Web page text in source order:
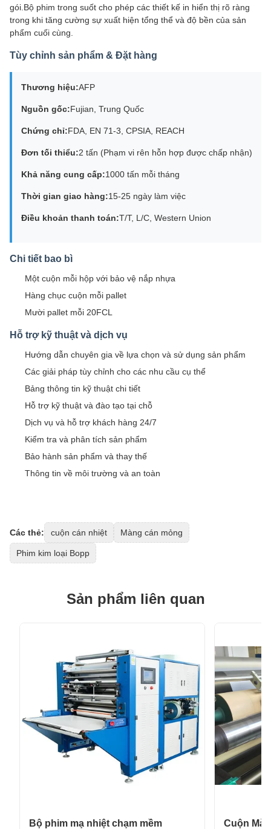
gói.Bộ phim trong suốt cho phép các thiết kế in hiển thị rõ ràng
trong khi tăng cường sự xuất hiện tổng thể và độ bền của sản
phẩm cuối cùng.
Tùy chỉnh sản phẩm & Đặt hàng
Thương hiệu:AFP
Nguồn gốc:Fujian, Trung Quốc
Chứng chỉ:FDA, EN 71-3, CPSIA, REACH
Đơn tối thiểu:2 tấn (Phạm vi rên hỗn hợp được chấp nhận)
Khả năng cung cấp:1000 tấn mỗi tháng
Thời gian giao hàng:15-25 ngày làm việc
Điều khoản thanh toán:T/T, L/C, Western Union
Chi tiết bao bì
Một cuộn mỗi hộp với bảo vệ nắp nhựa
Hàng chục cuộn mỗi pallet
Mười pallet mỗi 20FCL
Hỗ trợ kỹ thuật và dịch vụ
Hướng dẫn chuyên gia về lựa chọn và sử dụng sản phẩm
Các giải pháp tùy chỉnh cho các nhu cầu cụ thể
Bảng thông tin kỹ thuật chi tiết
Hỗ trợ kỹ thuật và đào tạo tại chỗ
Dịch vụ và hỗ trợ khách hàng 24/7
Kiểm tra và phân tích sản phẩm
Bảo hành sản phẩm và thay thế
Thông tin về môi trường và an toàn
Các thẻ: cuộn cán nhiệt Màng cán mỏng
Phim kim loại Bopp
Sản phẩm liên quan
Bộ phim mạ nhiệt chạm mềm
Cuộn